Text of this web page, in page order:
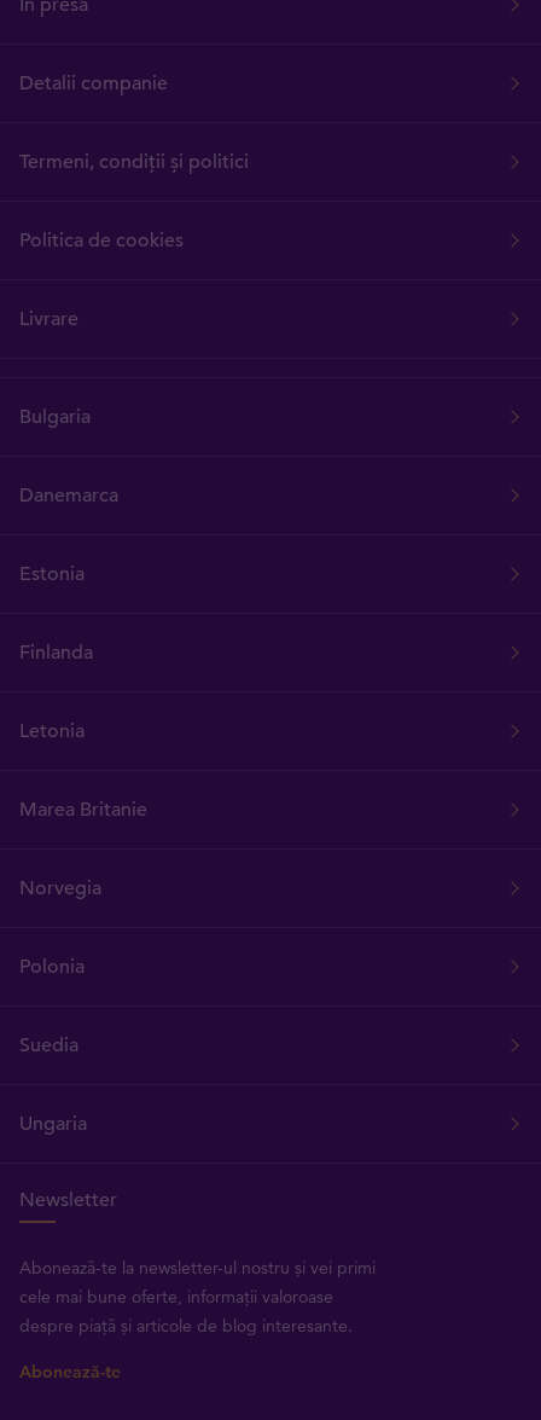
În presă
Detalii companie
Termeni, condiții și politici
Politica de cookies
Livrare
Bulgaria
Danemarca
Estonia
Finlanda
Letonia
Marea Britanie
Norvegia
Polonia
Suedia
Ungaria
Newsletter
Abonează-te la newsletter-ul nostru și vei primi
cele mai bune oferte, informații valoroase
despre piață și articole de blog interesante.
Abonează-te